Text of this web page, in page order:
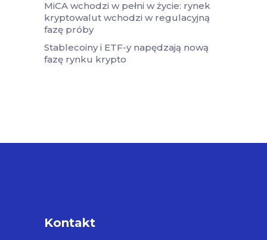
MiCA wchodzi w pełni w życie: rynek
kryptowalut wchodzi w regulacyjną
fazę próby
Stablecoiny i ETF-y napędzają nową
fazę rynku krypto
Kontakt